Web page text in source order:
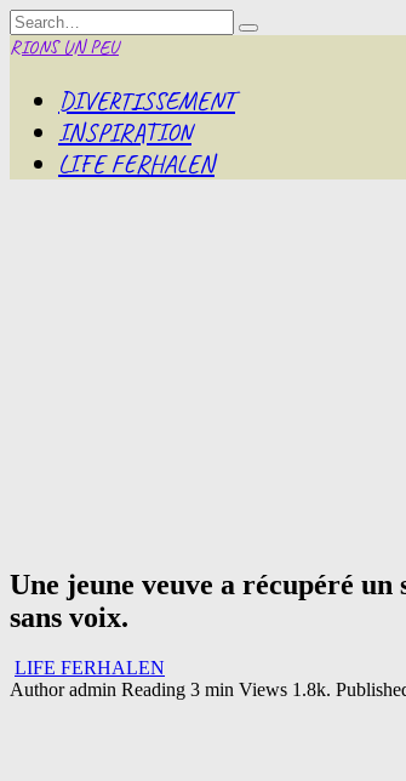
Skip
to
content
Search
for:
RIONS UN PEU
DIVERTISSEMENT
INSPIRATION
LIFE FERHALEN
Une jeune veuve a récupéré un
sans voix.
LIFE FERHALEN
Author admin Reading 3 min Views 1.8k.